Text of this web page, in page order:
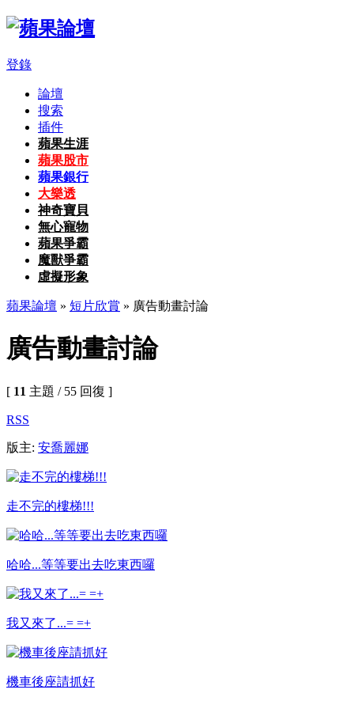
登錄
論壇
搜索
插件
蘋果生涯
蘋果股市
蘋果銀行
大樂透
神奇寶貝
無心寵物
蘋果爭霸
魔獸爭霸
虛擬形象
蘋果論壇 » 短片欣賞 » 廣告動畫討論
廣告動畫討論
[ 11 主題 / 55 回復 ]
RSS
版主: 安喬麗娜
走不完的樓梯!!!
哈哈...等等要出去吃東西囉
我又來了...= =+
機車後座請抓好